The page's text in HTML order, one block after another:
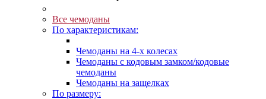
Все чемоданы
По характеристикам:
Чемоданы на 4-х колесах
Чемоданы с кодовым замком/кодовые
чемоданы
Чемоданы на защелках
По размеру: